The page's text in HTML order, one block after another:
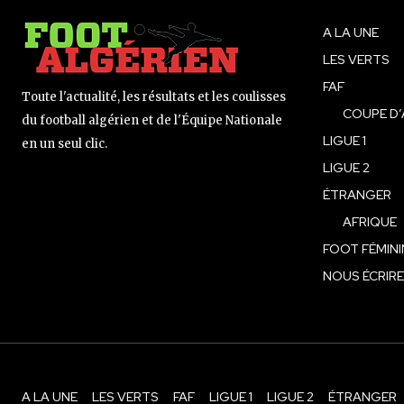
Toute l'actualité, les résultats et les coulisses
du football algérien et de l'Équipe Nationale
en un seul clic.
A LA UNE
LES VERTS
FAF
COUPE
LIGUE 1
LIGUE 2
ÉTRANGER
AFRIQUE
FOOT
NOUS ÉCRIRE
A LA UNE LES VERTS FAF LIGUE 1 LIGUE 2 ÉTRANGER